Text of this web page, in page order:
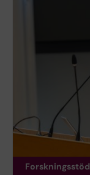
Forskningsstöd